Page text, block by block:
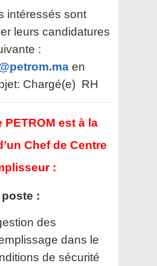
intéressés sont
leurs candidatures
:
en
Chargé(e) RH
PETROM est à la
Chef de Centre
:
:
des
dans le
de sécurité